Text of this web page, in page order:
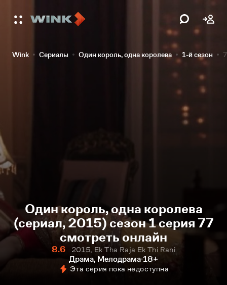
Wink Сериалы Один король, одна королева 1-й сезон
Один король, одна королева
(сериал, 2015) сезон 1 серия 77
смотреть онлайн
8.6
2015, Ek Tha Raja Ek Thi Rani
Драма, Мелодрама 18+
Эта серия пока недоступна